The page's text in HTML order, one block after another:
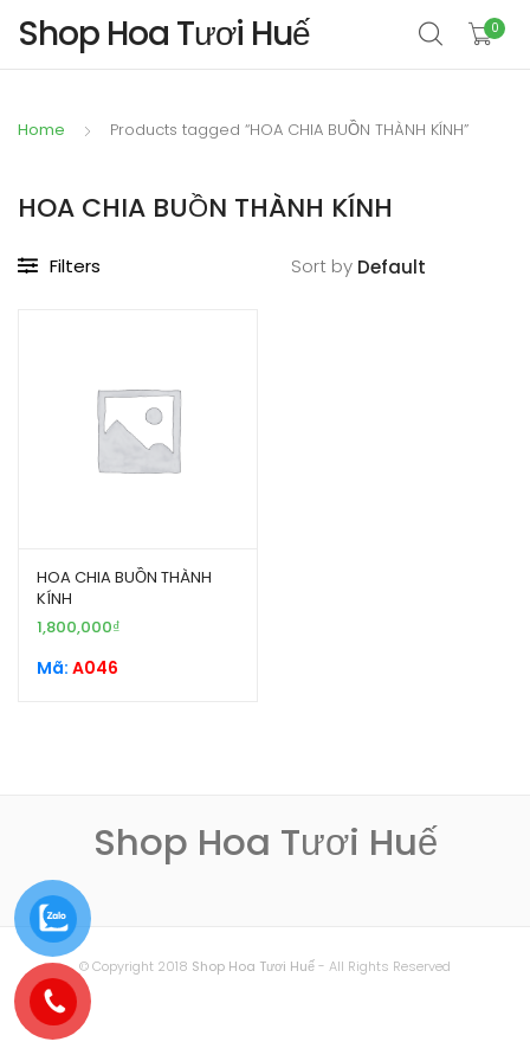
Shop Hoa Tươi Huế 0
Home Products tagged “HOA CHIA BUỒN THÀNH KÍNH”
HOA CHIA BUỒN THÀNH KÍNH
Filters Sort by
HOA CHIA BUỒN THÀNH
KÍNH
1,800,000₫
Mã: A046
Shop Hoa Tươi Huế
© Copyright 2018 Shop Hoa Tươi Huế- All Rights Reserved